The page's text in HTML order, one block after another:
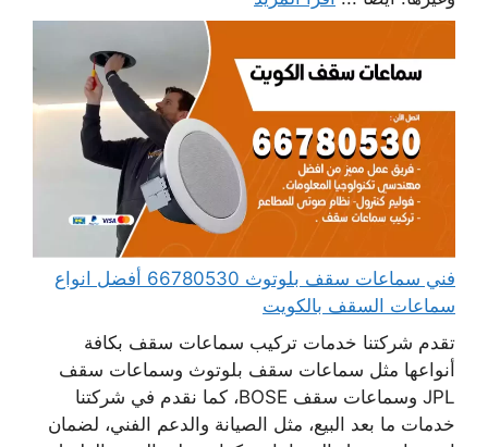
فني سماعات سقف بلوتوث 66780530 أفضل انواع
سماعات السقف بالكويت
تقدم شركتنا خدمات تركيب سماعات سقف بكافة
أنواعها مثل سماعات سقف بلوتوث وسماعات سقف
JPL وسماعات سقف BOSE، كما نقدم في شركتنا
خدمات ما بعد البيع، مثل الصيانة والدعم الفني، لضمان